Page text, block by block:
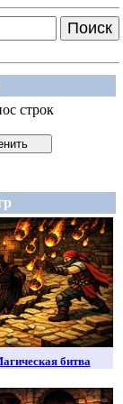
Поиск
строк
битва